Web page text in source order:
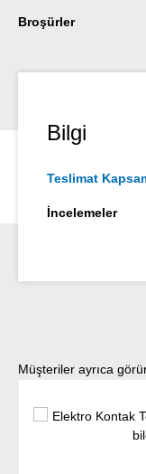
Broşürler
Bilgi
Teslimat
İncelemeler
Ürün galerisini atla
Müşteriler ayrıca